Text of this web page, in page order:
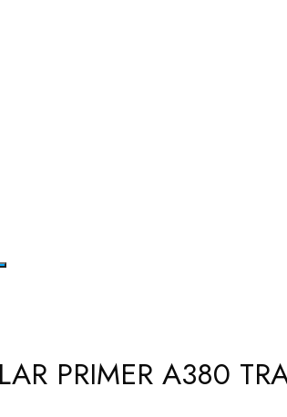
PRIMER A380